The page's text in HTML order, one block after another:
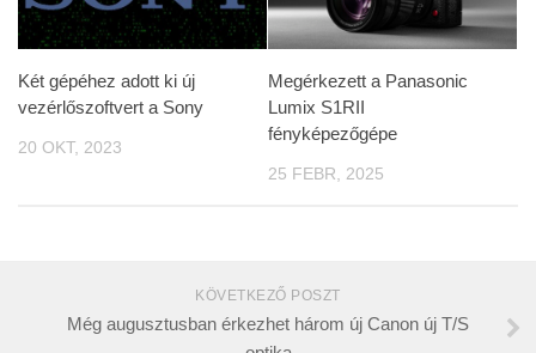
Két gépéhez adott ki új
vezérlőszoftvert a Sony
20 OKT, 2023
Megérkezett a Panasonic
Lumix S1RII
fényképezőgépe
25 FEBR, 2025
KÖVETKEZŐ POSZT
Még augusztusban érkezhet három új Canon új T/S